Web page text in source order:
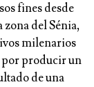
fines desde
del Sénia,
milenarios
por producir un
de una